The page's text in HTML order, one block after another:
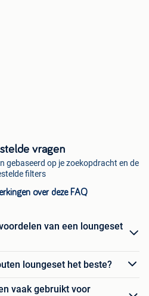
vragen
gebaseerd op je zoekopdracht en de
filters
over deze FAQ
van een loungeset
loungeset het beste?
vaak gebruikt voor